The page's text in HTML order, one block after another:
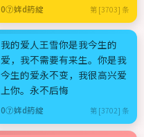
0⑦姩d箹綻 第 [3703] 条
我的爱人王雪你是我今生的
爱，我不需要有来生。你是我
今生的爱永不变，我很高兴爱
上你。永不后悔
0⑦姩d箹綻 第 [3702] 条